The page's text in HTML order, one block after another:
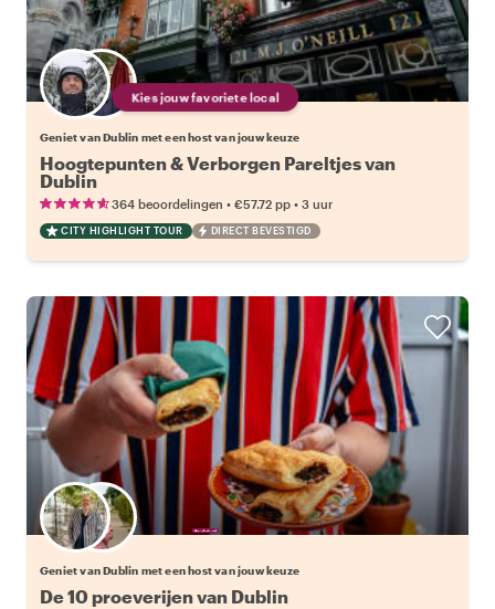
Kies jouw favoriete local
Geniet van Dublin met een host van jouw keuze
Hoogtepunten & Verborgen Pareltjes van
Dublin
364 beoordelingen • €57.72 pp • 3 uur
CITY HIGHLIGHT TOUR DIRECT BEVESTIGD
Kies jouw favoriete local
Geniet van Dublin met een host van jouw keuze
De 10 proeverijen van Dublin